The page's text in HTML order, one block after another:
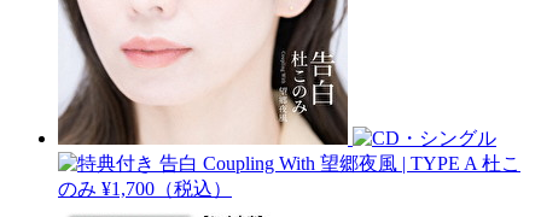
告白 Coupling With 望郷夜風 | TYPE A 杜こ
のみ ¥1,700（税込）